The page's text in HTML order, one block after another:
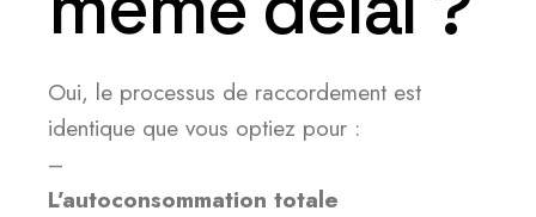
Oui, le processus de raccordement est
identique que vous optiez pour :
–
L’autoconsommation totale